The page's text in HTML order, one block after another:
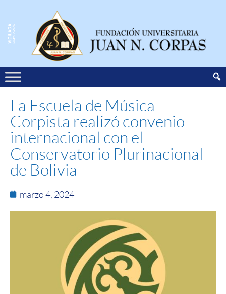
La Escuela de Música
Corpista realizó convenio
internacional con el
Conservatorio Plurinacional
de Bolivia
marzo 4, 2024